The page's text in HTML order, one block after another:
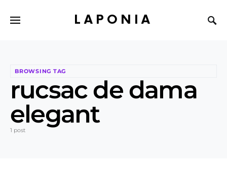
LAPONIA
BROWSING TAG
rucsac de dama
elegant
1 post